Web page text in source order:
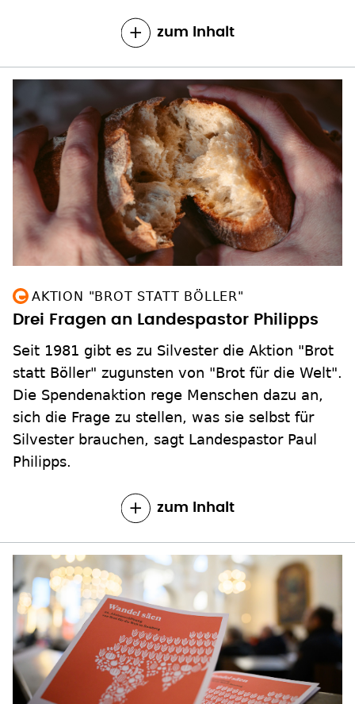
zum Inhalt
AKTION "BROT STATT BÖLLER"
Drei Fragen an Landespastor Philipps
Seit 1981 gibt es zu Silvester die Aktion "Brot
statt Böller" zugunsten von "Brot für die Welt".
Die Spendenaktion rege Menschen dazu an,
sich die Frage zu stellen, was sie selbst für
Silvester brauchen, sagt Landespastor Paul
Philipps.
zum Inhalt